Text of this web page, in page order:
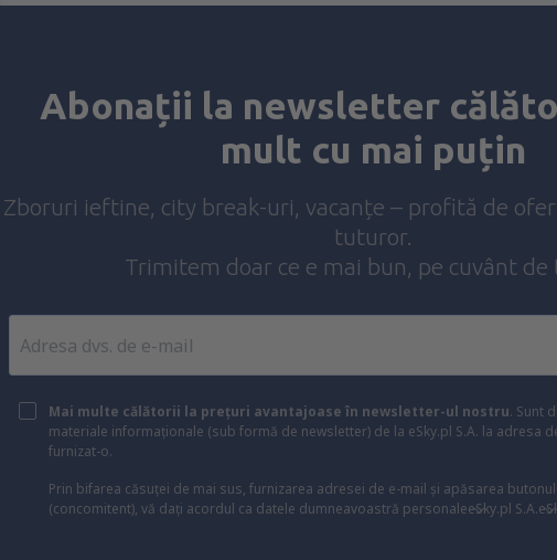
Abonații la newsletter
mult cu mai puțin
Zboruri ieftine, city break-uri, vacanțe – profită de
tuturor.
Trimitem doar ce e mai bun, pe cuvânt de
Mai multe călătorii la prețuri avantajoase în newsletter-ul nostru. Sunt
materiale informaționale (sub formă de newsletter) de la eSky.pl S.A. la adresa
furnizat-o.
Prin bifarea căsuței de mai sus, furnizarea adresei de e-mail și apăsarea
(concomitent), vă dați acordul ca datele dumneavoastră personaleeSky.pl S.A.